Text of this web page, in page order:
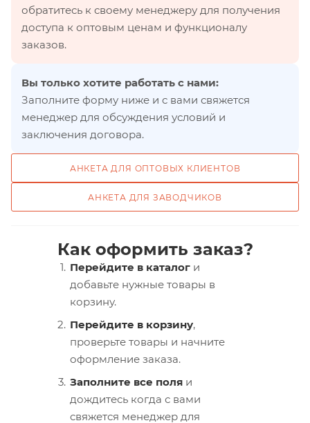
обратитесь к своему менеджеру для получения
доступа к оптовым ценам и функционалу
заказов.
Вы только хотите работать с нами:
Заполните форму ниже и с вами свяжется
менеджер для обсуждения условий и
заключения договора.
АНКЕТА ДЛЯ ОПТОВЫХ КЛИЕНТОВ
АНКЕТА ДЛЯ ЗАВОДЧИКОВ
Как оформить заказ?
Перейдите в каталог и
добавьте нужные товары в
корзину.
Перейдите в корзину,
проверьте товары и начните
оформление заказа.
Заполните все поля и
дождитесь когда с вами
свяжется менеджер для